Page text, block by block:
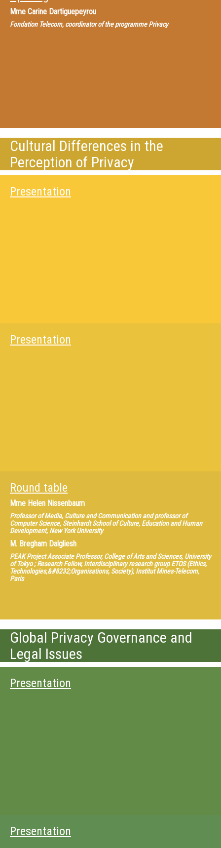
Mme Carine Dartiguepeyrou
Fondation Telecom, coordinator of the programme Privacy
Cultural Differences in the
Perception of Privacy
Presentation
Presentation
Round table
Mme Helen Nissenbaum
Professor of Media, Culture and Communication and professor of
Computer Science, Steinhardt School of Culture, Education and Human
Development, New York University
M. Bregham Dalgliesh
PEAK Project Associate Professor, College of Arts and Sciences, University
of Tokyo ; Research Fellow, Interdisciplinary research group ETOS (Ethics,
Technologies,&#8232;Organisations, Society), Institut Mines-Telecom,
Paris
Global Privacy Governance and
Legal Issues
Presentation
Presentation